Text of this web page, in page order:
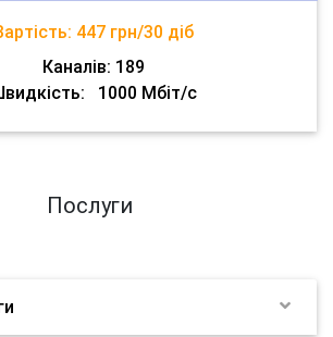
447 грн/30 діб
Каналів: 189
1000 Мбіт/с
Послуги